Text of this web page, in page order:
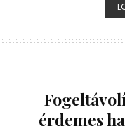
érdemes